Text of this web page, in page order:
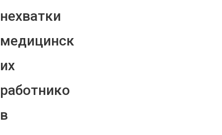
нехватки
медицинск
их
работнико
в